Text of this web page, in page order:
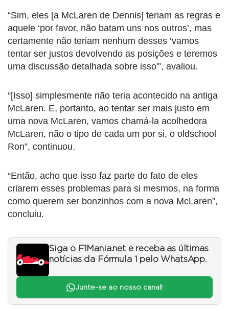
“Sim, eles [a McLaren de Dennis] teriam as regras e
aquele ‘por favor, não batam uns nos outros’, mas
certamente não teriam nenhum desses ‘vamos
tentar ser justos devolvendo as posições e teremos
uma discussão detalhada sobre isso'”, avaliou.
“[Isso] simplesmente não teria acontecido na antiga
McLaren. E, portanto, ao tentar ser mais justo em
uma nova McLaren, vamos chamá-la acolhedora
McLaren, não o tipo de cada um por si, o oldschool
Ron”, continuou.
“Então, acho que isso faz parte do fato de eles
criarem esses problemas para si mesmos, na forma
como querem ser bonzinhos com a nova McLaren”,
concluiu.
Siga o F1Mania.net e receba as últimas
notícias da Fórmula 1 pelo WhatsApp.
Junte-se ao nosso canal!